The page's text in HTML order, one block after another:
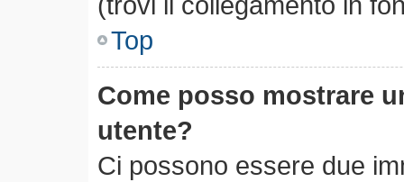
Top
Come posso mostrare
utente?
Ci possono essere due